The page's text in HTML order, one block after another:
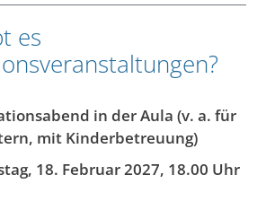
es
in derAula (v. a. für
mit Kinderbetreuung)
18. Februar 2027, 18.00 Uhr